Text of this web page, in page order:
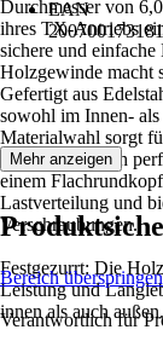
EAN
Durchmesser von
ihres TX-Antriebs
sichere und
Holzgewinde macht
Gefertigt aus
sowohl im Innen-
Materialwahl sorgt
wodurch sie sich
einem
Lastverteilung und
Verschraubungen.
Festgezurrt: Die
Leistung und
innen als auch außen.
Mehr anzeigen
Bereich überspringen
Verantwortlich für